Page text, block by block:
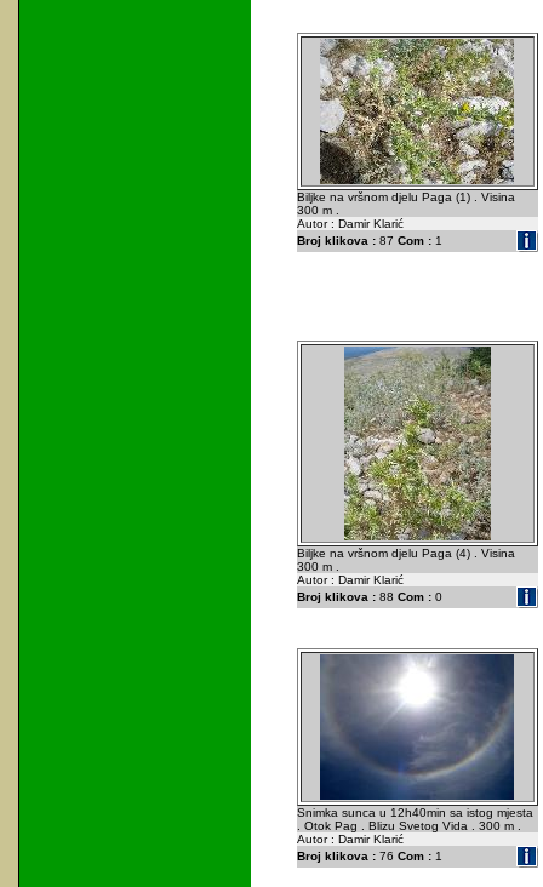
Biljke na vršnom djelu Paga (1) . Visina
300 m .
Autor : Damir Klarić
Broj klikova :87 Com :1
Biljke na vršnom djelu Paga (4) . Visina
300 m .
Autor : Damir Klarić
Broj klikova :88 Com :0
Snimka sunca u 12h40min sa istog mjesta
. Otok Pag . Blizu Svetog Vida . 300 m .
Autor : Damir Klarić
Broj klikova :76 Com :1